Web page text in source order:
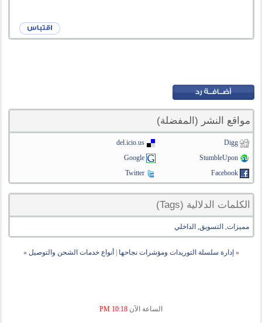
مواقع النشر (المفضلة)
Digg
del.icio.us
StumbleUpon
Google
Facebook
Twitter
الكلمات الدلالية (Tags)
مميزات, التسويق, الداخلي
« إدارة سلسلة التوريدات ومؤشرات نجاحها أنواع خدمات الشحن والتوصيل »
الساعة الآن 10:18 PM